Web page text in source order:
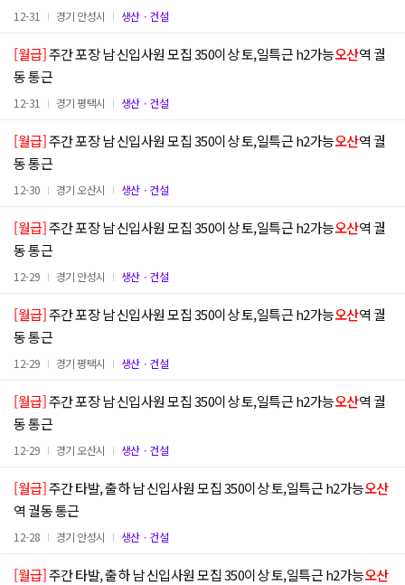
12-31 경기 안성시 생산ㆍ건설
[월급]주간 포장 남 신입사원 모집 350이상 토,일특근 h2가능오산역 궐
동 통근
12-31 경기 평택시 생산ㆍ건설
[월급]주간 포장 남 신입사원 모집 350이상 토,일특근 h2가능오산역 궐
동 통근
12-30 경기 오산시 생산ㆍ건설
[월급]주간 포장 남 신입사원 모집 350이상 토,일특근 h2가능오산역 궐
동 통근
12-29 경기 안성시 생산ㆍ건설
[월급]주간 포장 남 신입사원 모집 350이상 토,일특근 h2가능오산역 궐
동 통근
12-29 경기 평택시 생산ㆍ건설
[월급]주간 포장 남 신입사원 모집 350이상 토,일특근 h2가능오산역 궐
동 통근
12-29 경기 오산시 생산ㆍ건설
[월급]주간 타발, 출하 남 신입사원 모집 350이상 토,일특근 h2가능오산
역 궐동 통근
12-28 경기 안성시 생산ㆍ건설
[월급]주간 타발, 출하 남 신입사원 모집 350이상 토,일특근 h2가능오산